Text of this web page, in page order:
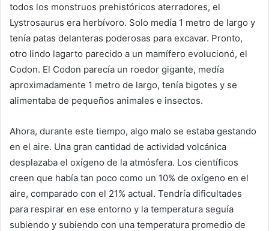
todos los monstruos prehistóricos aterradores, el
Lystrosaurus era herbívoro. Solo medía 1 metro de largo y
tenía patas delanteras poderosas para excavar. Pronto,
otro lindo lagarto parecido a un mamífero evolucionó, el
Codon. El Codon parecía un roedor gigante, medía
aproximadamente 1 metro de largo, tenía bigotes y se
alimentaba de pequeños animales e insectos.
Ahora, durante este tiempo, algo malo se estaba gestando
en el aire. Una gran cantidad de actividad volcánica
desplazaba el oxígeno de la atmósfera. Los científicos
creen que había tan poco como un 10% de oxígeno en el
aire, comparado con el 21% actual. Tendría dificultades
para respirar en ese entorno y la temperatura seguía
subiendo y subiendo con una temperatura promedio de